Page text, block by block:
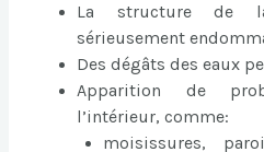
La structure de
sérieusement
Des dégâts des eaux
Apparition de
l’intérieur, comme:
moisissures,